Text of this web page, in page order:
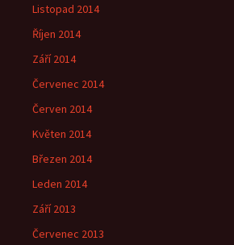
Listopad 2014
Říjen 2014
Září 2014
Červenec 2014
Červen 2014
Květen 2014
Březen 2014
Leden 2014
Září 2013
Červenec 2013